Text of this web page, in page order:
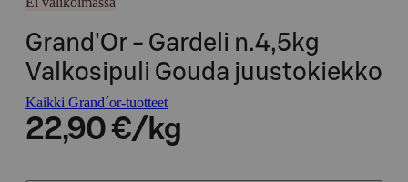
Grand'Or - Gardeli n.4,5kg
Valkosipuli Gouda juustokiekko
Kaikki Grand´or-tuotteet
22,90 €/kg